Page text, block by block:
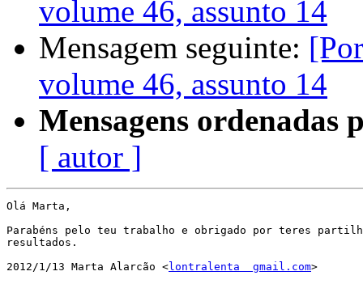
volume 46, assunto 14
Mensagem seguinte:
volume 46, assunto 14
Mensagens ordenadas
[ autor ]
Olá Marta,
Parabéns pelo teu trabalho e obrigado por teres
resultados.
2012/1/13 Marta Alarcão <lontralenta  gmail.com>